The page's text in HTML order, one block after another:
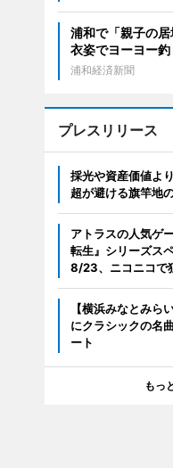
浦和で「親子の
衣姿でヨーヨー
浦和経済新聞
プレスリリース
採光や資産価値よ
超が避ける旗竿地
アトラスの人気ゲ
転生』シリーズス
8/23、ニコニコで
【横浜みなとみら
にクラシックの名
ート
もっ